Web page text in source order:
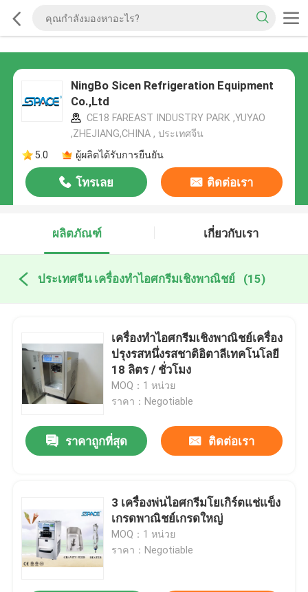
NingBo Sicen Refrigeration Equipment
Co.,Ltd
CE18 FAREAST INDUSTRY PARK ,YUYAO
,ZHEJIANG,CHINA , ประเทศจีน
5.0
ผู้ผลิตได้รับการยืนยัน
โทรเลย ติดต่อเรา
ผลิตภัณฑ์ เกี่ยวกับเรา
ประเทศจีน เครื่องทำไอศกรีมเชิงพาณิชย์ (15)
เครื่องทำไอศกรีมเชิงพาณิชย์เครื่อง
ปรุงรสหนึ่งรสชาติอิตาลีเทคโนโลยี
18 ลิตร / ชั่วโมง
MOQ：1 หน่วย
ราคา：Negotiable
ราคาถูกที่สุด ติดต่อเรา
3 เครื่องพ่นไอศกรีมโยเกิร์ตแช่แข็ง
เกรดพาณิชย์เกรดใหญ่
MOQ：1 หน่วย
ราคา：Negotiable